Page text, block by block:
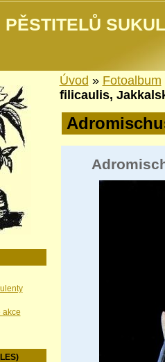
PĚSTITELŮ
akce
Úvod » Fotoalbum
filicaulis,